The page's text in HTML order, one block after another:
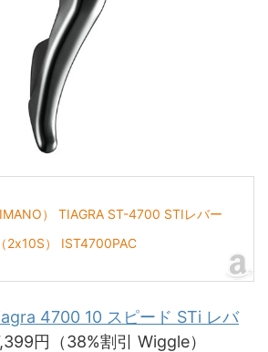
） TIAGRA ST-4700 STIレバー
2x10S） IST4700PAC
4700 10 スピード STi レバ
円（38%割引 Wiggle）